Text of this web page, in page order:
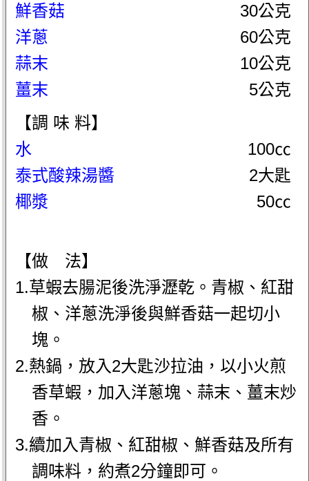
鮮香菇
30公克
洋蔥
60公克
蒜末
10公克
薑末
5公克
【調 味 料】
水
100㏄
泰式酸辣湯醬
2大匙
椰漿
50㏄
【做 法】
1.草蝦去腸泥後洗淨瀝乾。青椒、紅甜
椒、洋蔥洗淨後與鮮香菇一起切小
塊。
2.熱鍋，放入2大匙沙拉油，以小火煎
香草蝦，加入洋蔥塊、蒜末、薑末炒
香。
3.續加入青椒、紅甜椒、鮮香菇及所有
調味料，約煮2分鐘即可。